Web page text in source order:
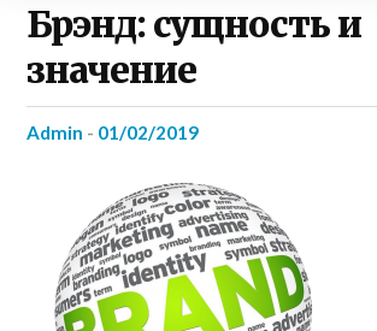
Брэнд: сущность и
значение
admin - 01/02/2019